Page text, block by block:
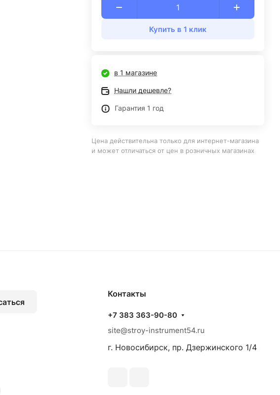
Купить в 1 клик
в 1 магазине
Нашли дешевле?
Гарантия 1 год
Цена действительна только для интернет-магазина
и может отличаться от цен в розничных магазинах
Контакты
+7 383 363-90-80
site@stroy-instrument54.ru
г. Новосибирск, пр. Дзержинского 1/4